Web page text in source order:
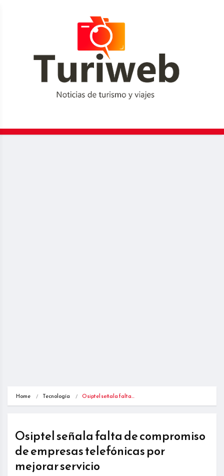
Home Tecnología Osiptel señala falta…
Osiptel señala falta de compromiso
de empresas telefónicas por
mejorar servicio